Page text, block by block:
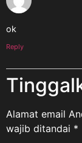
ok
Reply
Alamat email
wajib ditandai *